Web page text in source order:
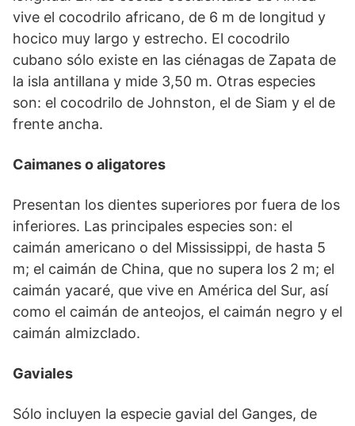
vive el cocodrilo africano, de 6 m de longitud y
hocico muy largo y estrecho. El cocodrilo
cubano sólo existe en las ciénagas de Zapata de
la isla antillana y mide 3,50 m. Otras especies
son: el cocodrilo de Johnston, el de Siam y el de
frente ancha.
Caimanes o aligatores
Presentan los dientes superiores por fuera de los
inferiores. Las principales especies son: el
caimán americano o del Mississippi, de hasta 5
m; el caimán de China, que no supera los 2 m; el
caimán yacaré, que vive en América del Sur, así
como el caimán de anteojos, el caimán negro y el
caimán almizclado.
Gaviales
Sólo incluyen la especie gavial del Ganges, de